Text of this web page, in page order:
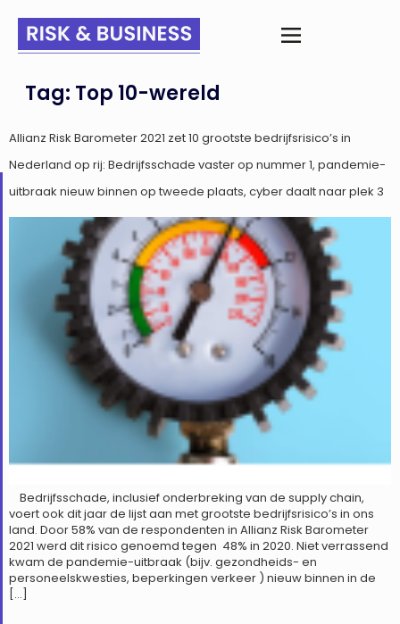
Tag: Top 10-wereld
Allianz Risk Barometer 2021 zet 10 grootste bedrijfsrisico’s in
Nederland op rij: Bedrijfsschade vaster op nummer 1, pandemie-
uitbraak nieuw binnen op tweede plaats, cyber daalt naar plek 3
Bedrijfsschade, inclusief onderbreking van de supply chain,
voert ook dit jaar de lijst aan met grootste bedrijfsrisico’s in ons
land. Door 58% van de respondenten in Allianz Risk Barometer
2021 werd dit risico genoemd tegen 48% in 2020. Niet verrassend
kwam de pandemie-uitbraak (bijv. gezondheids- en
personeelskwesties, beperkingen verkeer ) nieuw binnen in de
[…]